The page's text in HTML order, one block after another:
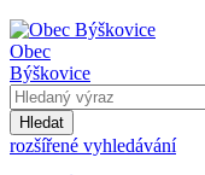
Obec
Býškovice
Hledat
rozšířené vyhledávání